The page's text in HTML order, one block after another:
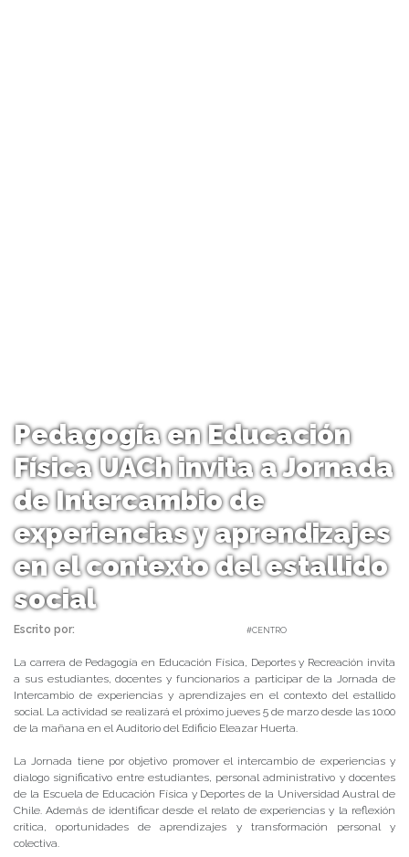
Pedagogía en Educación
Física UACh invita a Jornada
de Intercambio de
experiencias y aprendizajes
en el contexto del estallido
social
Escrito por: #CENTRO
La carrera de Pedagogía en Educación Física, Deportes y Recreación invita
a sus estudiantes, docentes y funcionarios a participar de la Jornada de
Intercambio de experiencias y aprendizajes en el contexto del estallido
social. La actividad se realizará el próximo jueves 5 de marzo desde las 10:00
de la mañana en el Auditorio del Edificio Eleazar Huerta.
La Jornada tiene por objetivo promover el intercambio de experiencias y
dialogo significativo entre estudiantes, personal administrativo y docentes
de la Escuela de Educación Física y Deportes de la Universidad Austral de
Chile. Además de identificar desde el relato de experiencias y la reflexión
crítica, oportunidades de aprendizajes y transformación personal y
colectiva.